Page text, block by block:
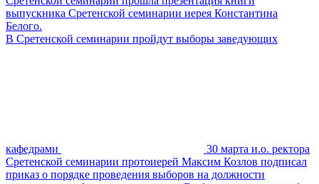
выпускника Сретенской семинарии иерея Константина
Белого.
В Сретенской семинарии пройдут выборы заведующих
кафедрами
30 марта и.о. ректора
Сретенской семинарии протоиерей Максим Козлов подписал
приказ о порядке проведения выборов на должности